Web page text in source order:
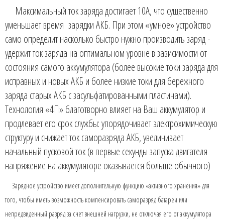
Максимальный ток заряда достигает 10А, что существенно
уменьшает время зарядки АКБ. При этом «умное» устройство
само определит насколько быстро нужно производить заряд -
удержит ток заряда на оптимальном уровне в зависимости от
состояния самого аккумулятора (более высокие токи заряда для
исправных и новых АКБ и более низкие токи для бережного
заряда старых АКБ с засульфатированными пластинами).
Технология «4П» благотворно влияет на Ваш аккумулятор и
продлевает его срок службы: упорядочивает электрохимическую
структуру и снижает ток саморазряда АКБ, увеличивает
начальный пусковой ток (в первые секунды запуска двигателя
напряжение на аккумуляторе оказывается больше обычного)
Зарядное устройство имеет дополнительную функцию «активного хранения» для
того, чтобы иметь возможность компенсировать саморазряд батареи или
непредвиденный разряд за счет внешней нагрузки, не отключая его от аккумулятора